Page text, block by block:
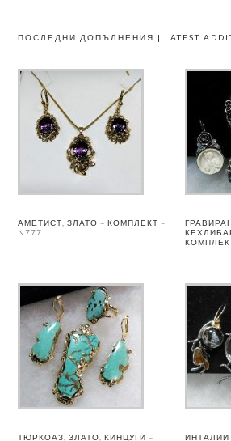
ПОСЛЕДНИ ДОПЪЛНЕНИЯ | LATEST
АМЕТИСТ, ЗЛАТО – КОМПЛЕКТ –
N777
ТЮРКОАЗ, ЗЛАТО, КИНЦУГИ –
ИНТАЛИИ